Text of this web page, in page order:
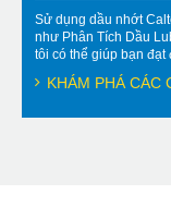
Sử dụng dầu nhớt
như Phân Tích Dầu
tôi có thể giúp bạn
KHÁM PHÁ CÁC